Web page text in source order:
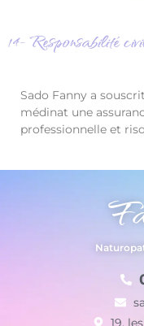
14- Responsabilité
Sado Fanny a
médinat une
professionnelle et
19,